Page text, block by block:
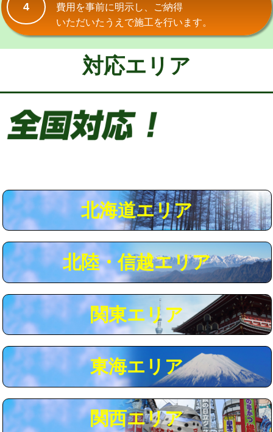
給水管工事※（支持金具設置) 5,500円
給水管工事※（保温材使用（バンド止
め込み）)
5,500円
給水管工事※（土の掘削・埋め戻し作
11,000円
給水管工事※（塩ビ管（VP・HI）使
用/3ｍまで)
給水管工事※（ライニング鋼管・銅
管・ポリ管・HT管使用/3ｍまで)
44,000円
給水管工事※（ライニング鋼管・銅
+8,800円
マス交換（土の掘削・埋め戻し作業） 11,000円~
マス交換（深さ50㎝以上） 66,000円
コンクリート斫り（厚さ10㎝まで） 27,500円
コンクリート斫り（厚さ10㎝超え） 38,500円
モルタル補修（厚さ10㎝まで） 27,500円
モルタル補修（厚さ10㎝超え） 38,500円
4
費用を事前に明示し、ご納得
いただいたうえで施工を行います。
対応エリア
北海道エリア
北陸・信越エリア
関東エリア
東海エリア
関西エリア